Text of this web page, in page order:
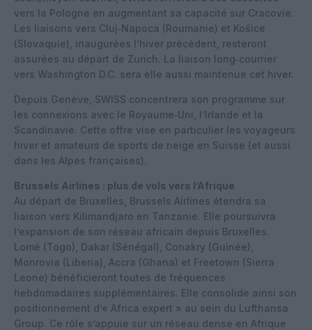
vers la Pologne en augmentant sa capacité sur Cracovie.
Les liaisons vers Cluj‑Napoca (Roumanie) et Košice
(Slovaquie), inaugurées l’hiver précédent, resteront
assurées au départ de Zurich. La liaison long‑courrier
vers Washington D.C. sera elle aussi maintenue cet hiver.
Depuis Genève, SWISS concentrera son programme sur
les connexions avec le Royaume‑Uni, l’Irlande et la
Scandinavie. Cette offre vise en particulier les voyageurs
hiver et amateurs de sports de neige en Suisse (et aussi
dans les Alpes françaises).
Brussels Airlines : plus de vols vers l’Afrique
Au départ de Bruxelles, Brussels Airlines étendra sa
liaison vers Kilimandjaro en Tanzanie. Elle poursuivra
l’expansion de son réseau africain depuis Bruxelles.
Lomé (Togo), Dakar (Sénégal), Conakry (Guinée),
Monrovia (Liberia), Accra (Ghana) et Freetown (Sierra
Leone) bénéficieront toutes de fréquences
hebdomadaires supplémentaires. Elle consolide ainsi son
positionnement d’« Africa expert » au sein du Lufthansa
Group. Ce rôle s’appuie sur un réseau dense en Afrique